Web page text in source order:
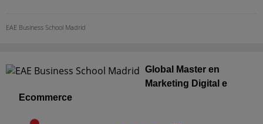
EAE Business School Madrid
Global Master en
Marketing Digital e
Ecommerce